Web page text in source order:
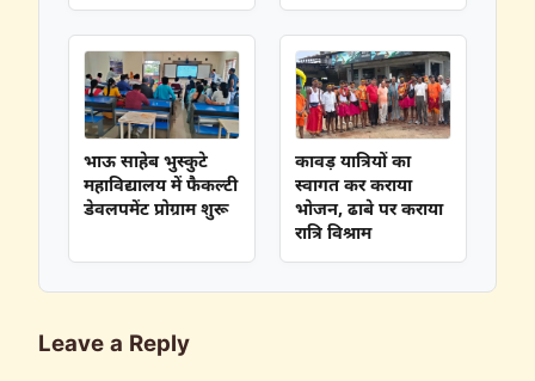
भाऊ साहेब भुस्कुटे
महाविद्यालय में फैकल्टी
डेवलपमेंट प्रोग्राम शुरू
कावड़ यात्रियों का
स्वागत कर कराया
भोजन, ढाबे पर कराया
रात्रि विश्राम
Leave a Reply